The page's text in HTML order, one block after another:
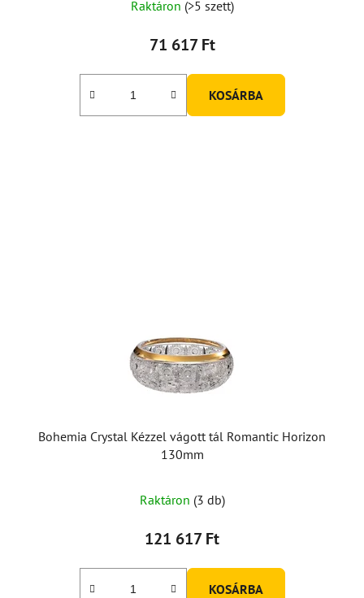
Raktáron (>5 szett)
71 617 Ft
KOSÁRBA
Bohemia Crystal Kézzel vágott tál Romantic Horizon
130mm
Raktáron (3 db)
121 617 Ft
KOSÁRBA